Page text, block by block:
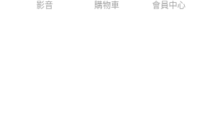
影音 購物車 會員中心